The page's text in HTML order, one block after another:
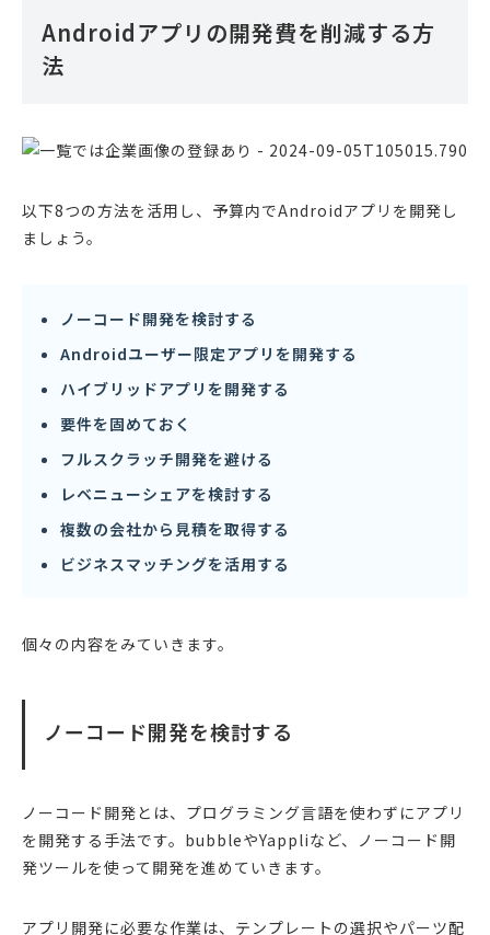
Androidアプリの開発費を削減する方
法
以下8つの方法を活用し、予算内でAndroidアプリを開発し
ましょう。
ノーコード開発を検討する
Androidユーザー限定アプリを開発する
ハイブリッドアプリを開発する
要件を固めておく
フルスクラッチ開発を避ける
レベニューシェアを検討する
複数の会社から見積を取得する
ビジネスマッチングを活用する
個々の内容をみていきます。
ノーコード開発を検討する
ノーコード開発とは、プログラミング言語を使わずにアプリ
を開発する手法です。bubbleやYappliなど、ノーコード開
発ツールを使って開発を進めていきます。
アプリ開発に必要な作業は、テンプレートの選択やパーツ配